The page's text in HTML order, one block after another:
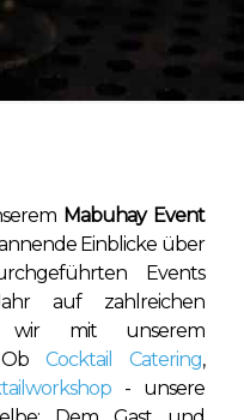
Mabuhay Event
Einblicke über
Events
auf zahlreichen
wir mit unserem
Ob Cocktail Catering,
- unsere